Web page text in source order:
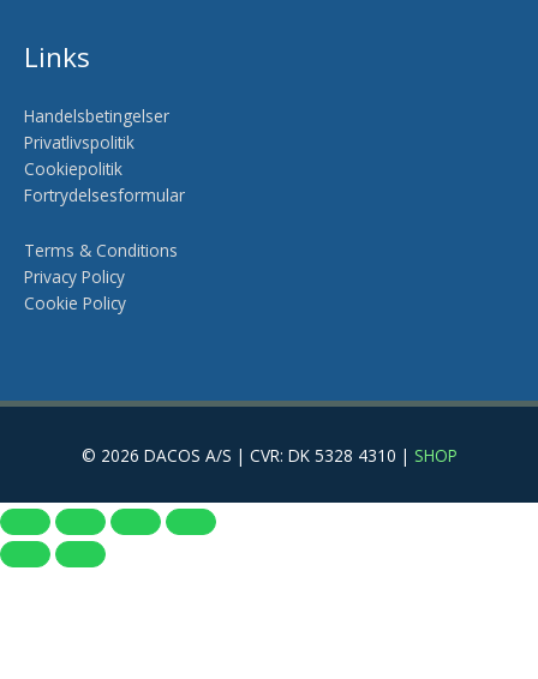
Links
Handelsbetingelser
Privatlivspolitik
Cookiepolitik
Fortrydelsesformular
Terms & Conditions
Privacy Policy
Cookie Policy
© 2026 DACOS A/S | CVR: DK 5328 4310 | SHOP